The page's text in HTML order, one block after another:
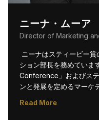
ニーナ・ムーア
Director of Marketing
ニーナはスティービー
ション部長を務めてい
Conference」およびス
ンと発展を定めるマーケ
界におけるB2Bカンファ
Read More